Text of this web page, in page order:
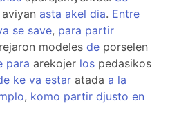
aviyan asta akel dia. Entre
se save, para partir
modeles de porselen
para arekojer los pedasikos
ke va estar atada a la
, komo partir djusto en